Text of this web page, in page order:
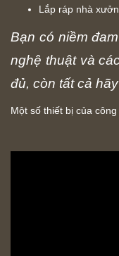
Lắp ráp nhà
Bạn có niềm
nghệ thuật và
đủ, còn tất cả
Một số thiết bị của công